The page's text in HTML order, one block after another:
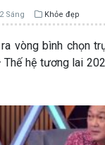
Sáng Khỏe đẹp
vòng bình chọn
Thế hệ tương lai